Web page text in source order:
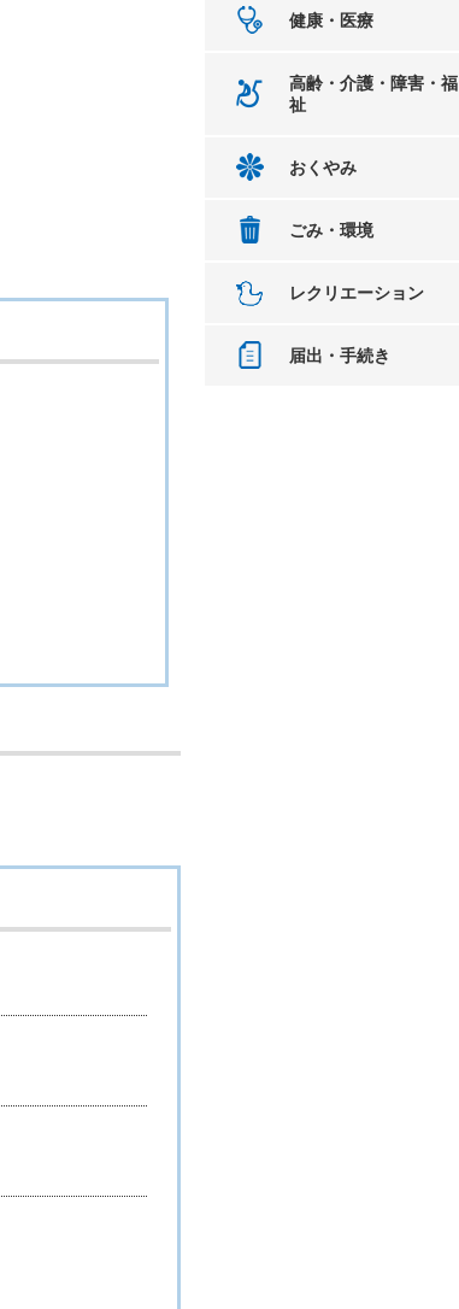
健康・医療
高齢・介護・障害・福
祉
おくやみ
ごみ・環境
レクリエーション
届出・手続き